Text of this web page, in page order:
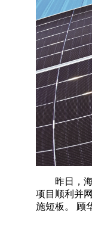
昨日，
项目顺利并
施短板。 顾